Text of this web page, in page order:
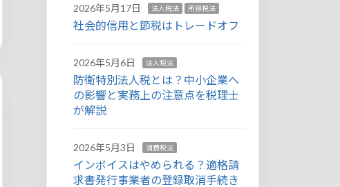
2026年5月17日 法人税法 所得税法
社会的信用と節税はトレードオフ
2026年5月6日 法人税法
防衛特別法人税とは？中小企業へ
の影響と実務上の注意点を税理士
が解説
2026年5月3日 消費税法
インボイスはやめられる？適格請
求書発行事業者の登録取消手続き